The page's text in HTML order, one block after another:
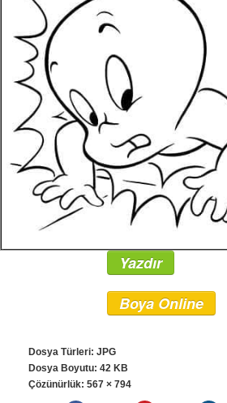
Yazdır
Boya Online
Dosya Türleri: JPG
Dosya Boyutu: 42 KB
Çözünürlük: 567 × 794